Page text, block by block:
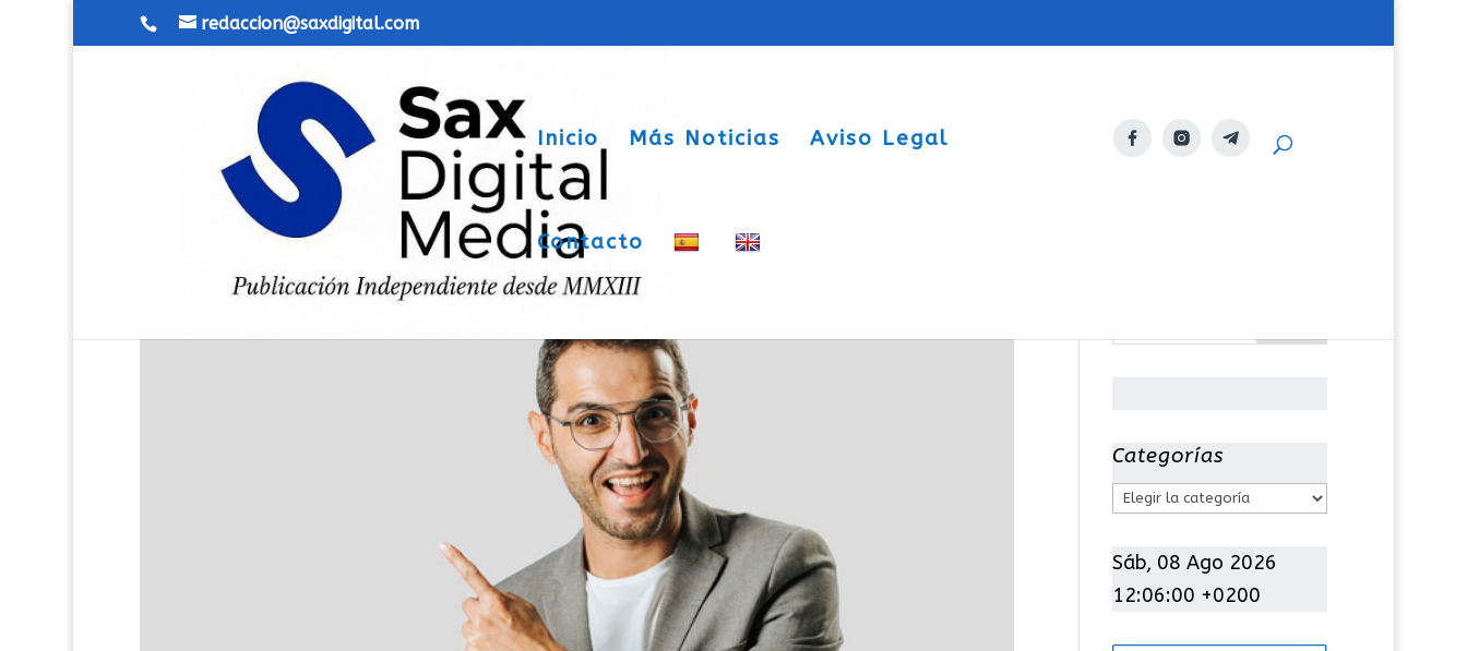
redaccion@saxdigital.com
Inicio Más Noticias Aviso Legal
Contacto
Categorías
C
t
e
Sáb, 08 Ago 2026
12:06:01 +0200